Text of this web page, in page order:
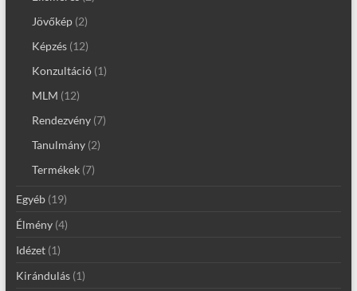
Jövőkép(2)
Képzés(12)
Konzultáció(1)
MLM (12)
Rendezvény(7)
Tanulmány(2)
Termékek(7)
Egyéb(19)
Élmény(4)
Idézet(1)
Kirándulás(1)